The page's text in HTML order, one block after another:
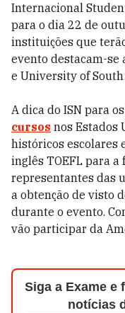
Internacional
para o dia 22 de
instituições que
evento destacam-se
e University of
A dica do ISN para
cursos nos Estados
históricos escolares
inglês TOEFL para
representantes das
a obtenção de visto
durante o evento.
vão participar da
Siga a Exame e
notícias